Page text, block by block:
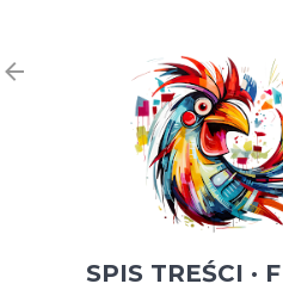
SPIS TREŚCI